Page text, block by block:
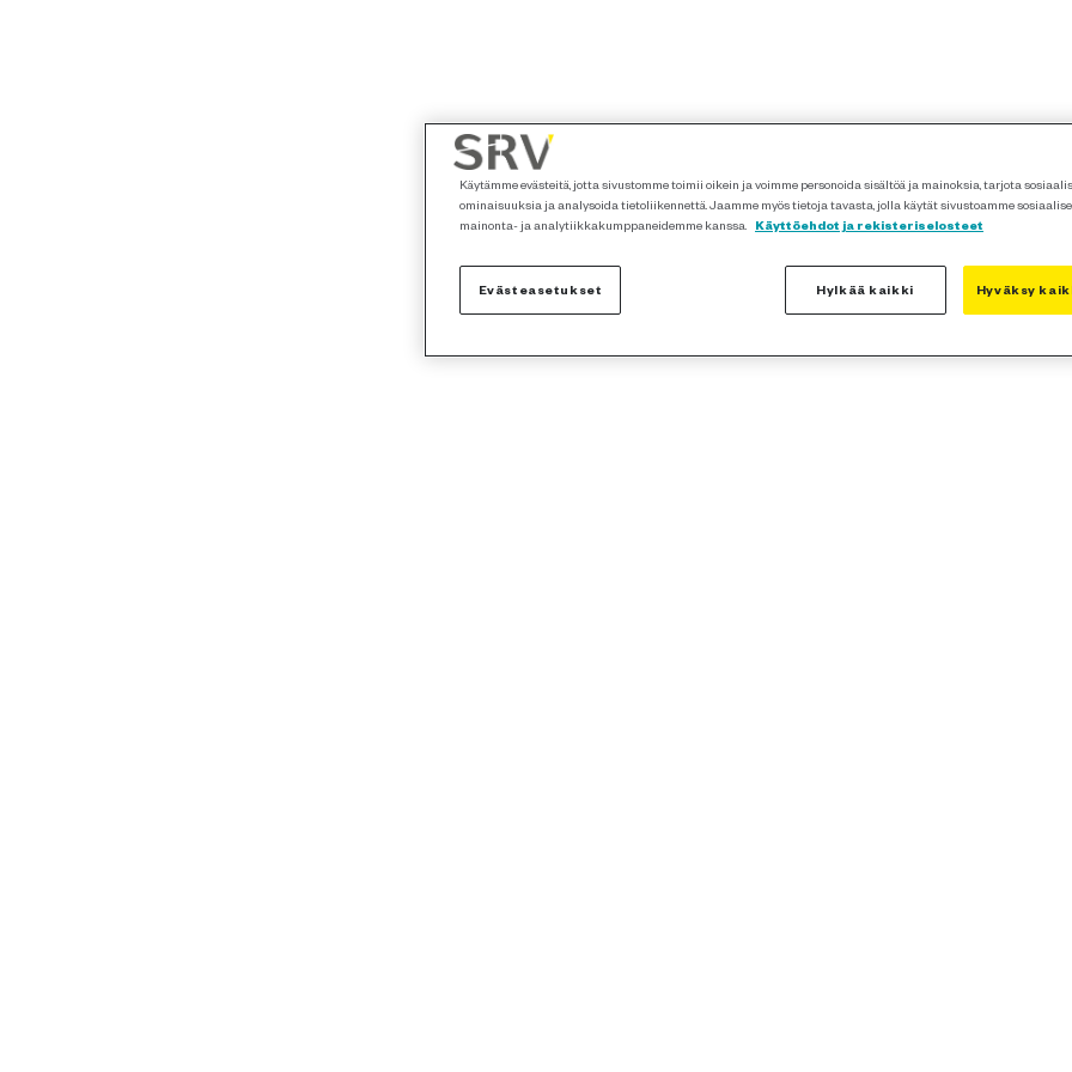
Käytämme evästeitä, jotta sivustomme toimii oikein ja voimme personoida sisältöä ja mainoksia, tarjota
ominaisuuksia ja analysoida tietoliikennettä. Jaamme myös tietoja tavasta, jolla käytät sivustoamme
mainonta- ja analytiikkakumppaneidemme kanssa.
Käyttöehdot ja rekisteriselosteet
Evästeasetukset Hylkää kaikki Hyväksy